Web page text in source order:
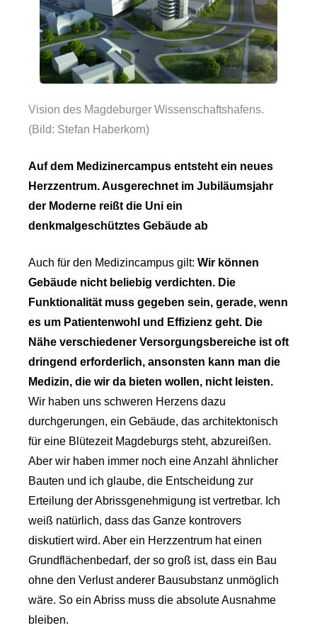
Vision des Magdeburger Wissenschaftshafens.
(Bild: Stefan Haberkorn)
Auf dem Medizinercampus entsteht ein neues
Herzzentrum. Ausgerechnet im Jubiläumsjahr
der Moderne reißt die Uni ein
denkmalgeschütztes Ge­bäude ab
Auch für den Medizincampus gilt: Wir können
Gebäude nicht beliebig verdichten. Die
Funktionalität muss gegeben sein, gerade, wenn
es um Patientenwohl und Effizienz geht. Die
Nähe verschiedener Versorgungsbereiche ist oft
dringend erforderlich, ansonsten kann man die
Medizin, die wir da bieten wollen, nicht leisten.
Wir haben uns schweren Herzens dazu
durchgerungen, ein Gebäude, das architektonisch
für eine Blütezeit Magdeburgs steht, abzureißen.
Aber wir haben immer noch eine Anzahl ähnlicher
Bauten und ich glaube, die Entscheidung zur
Erteilung der Abrissgenehmigung ist vertretbar. Ich
weiß natürlich, dass das Ganze kontrovers
diskutiert wird. Aber ein Herzzentrum hat einen
Grundflächenbedarf, der so groß ist, dass ein Bau
ohne den Verlust anderer Bausubstanz unmöglich
wäre. So ein Abriss muss die absolute Ausnahme
bleiben.